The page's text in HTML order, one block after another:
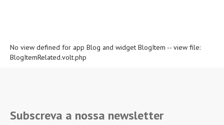
No view defined for app Blog and widget BlogItem -- view file:
BlogItemRelated.volt.php
Subscreva a nossa newsletter